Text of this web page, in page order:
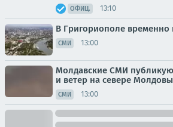
ОФИЦ. 13:10
В Григориополе временно
СМИ 13:00
Молдавские СМИ
и ветер на севере Молдовы
СМИ 13:00